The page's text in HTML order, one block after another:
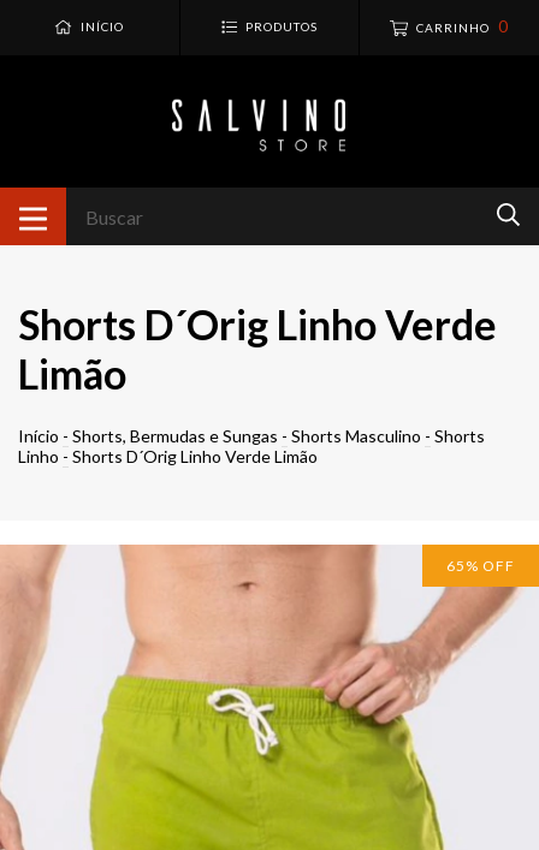
INÍCIO PRODUTOS CARRINHO 0
Shorts D´Orig Linho Verde
Limão
Início - Shorts, Bermudas e Sungas - Shorts Masculino - Shorts
Linho - Shorts D´Orig Linho Verde Limão
65 % OFF